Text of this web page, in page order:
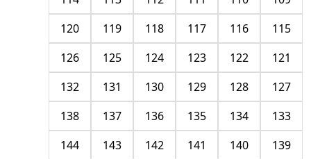
115
116
117
118
119
120
121
122
123
124
125
126
127
128
129
130
131
132
133
134
135
136
137
138
139
140
141
142
143
144